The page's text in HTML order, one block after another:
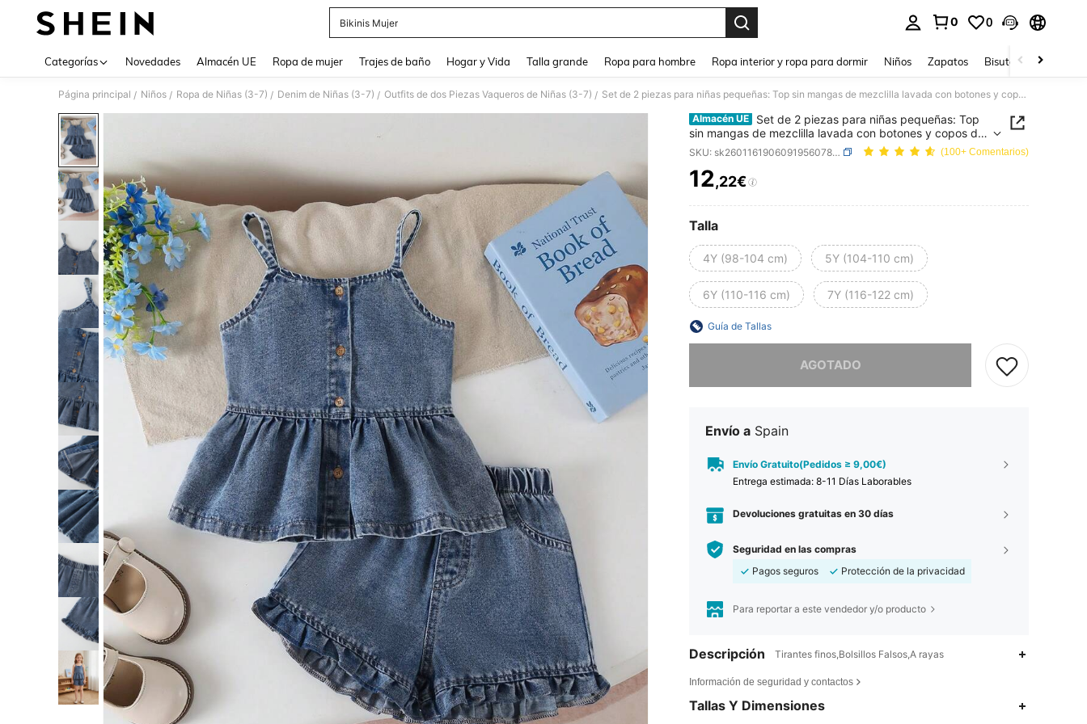
Bikinis Mujer
0 0
Categorías Novedades Almacén UE Ropa de mujer Trajes de baño Hogar y Vida Talla grande Ropa para hombre Ropa interior y ropa para dormir Niños Zapatos Bisutería Y
Página principal / Niños / Ropa de Niñas (3-7) / Denim de Niñas (3-7) / Outfits de dos Piezas Vaqueros de Niñas (3-7) / Set de 2 piezas para niñas pequeñas: Top sin mangas de mezclilla lavada con botones y copos de nieve, cómodo y lindo para uso diario y exterior; y shorts vaqueros minimalistas y de moda retro con adorno floral
Almacén UE
Set de 2 piezas para niñas pequeñas: Top
sin mangas de mezclilla lavada con botones y copos de
nieve, cómodo y lindo para uso diario y exterior; y shorts
vaqueros minimalistas y de moda retro con adorno floral
SKU: sk260116190609195607821 (100+ Comentarios)
PRICE AND AVAILABILITY
12,22€
Talla
4Y (98-104 cm) 5Y (104-110 cm)
6Y (110-116 cm) 7Y (116-122 cm)
Guía de Tallas
AGOTADO
Envío a Spain
Envío Gratuito(Pedidos ≥ 9,00€)
Entrega estimada: 8-11 Días Laborables
Devoluciones gratuitas en 30 días
Seguridad en las compras
Pagos seguros
Protección de la privacidad
Para reportar a este vendedor y/o producto
Descripción Tirantes finos,Bolsillos Falsos,A rayas
Información de seguridad y contactos
Tallas Y Dimensiones